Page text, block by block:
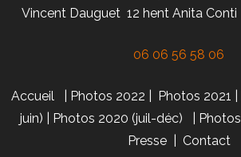
Vincent Dauguet 12 hent Anita
06 06 56 58 06
Accueil Photos 2022 Photos 2021
juin)
Photos 2020 (juil-déc)
Presse| Contact